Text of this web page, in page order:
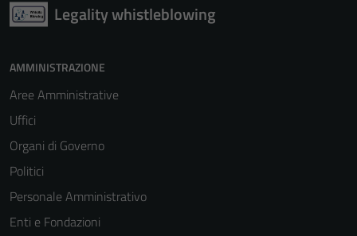
Legality whistleblowing
AMMINISTRAZIONE
Aree Amministrative
Uffici
Organi di Governo
Politici
Personale Amministrativo
Enti e Fondazioni